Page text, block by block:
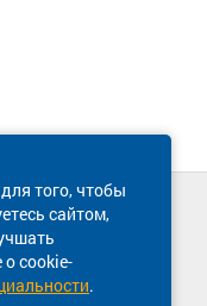
того, чтобы
сайтом,
cookie-
.
сайта
38